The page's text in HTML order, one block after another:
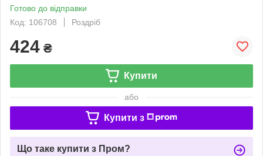
Готово до відправки
Код: 106708
Роздріб
424 ₴
Купити
або
Купити з
Що таке купити з Пром?